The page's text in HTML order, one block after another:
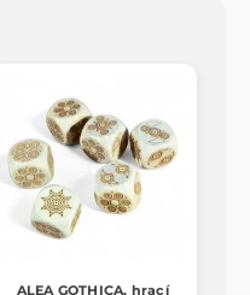
ALEA GOTHICA, hrací